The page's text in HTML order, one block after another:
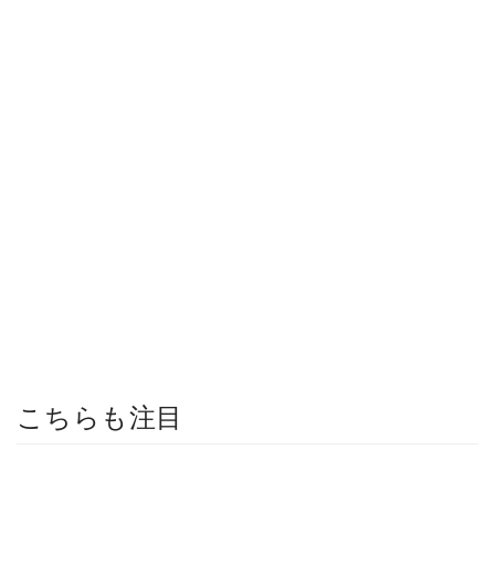
こちらも注目